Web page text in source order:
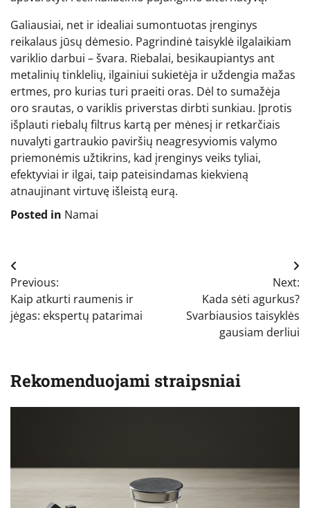
Galiausiai, net ir idealiai sumontuotas įrenginys
reikalaus jūsų dėmesio. Pagrindinė taisyklė ilgalaikiam
variklio darbui – švara. Riebalai, besikaupiantys ant
metalinių tinklelių, ilgainiui sukietėja ir uždengia mažas
ertmes, pro kurias turi praeiti oras. Dėl to sumažėja
oro srautas, o variklis priverstas dirbti sunkiau. Įprotis
išplauti riebalų filtrus kartą per mėnesį ir retkarčiais
nuvalyti gartraukio paviršių neagresyviomis valymo
priemonėmis užtikrins, kad įrenginys veiks tyliai,
efektyviai ir ilgai, taip pateisindamas kiekvieną
atnaujinant virtuvę išleistą eurą.
Posted in Namai
Navigacija
tarp
įrašų
Previous:
Kaip atkurti raumenis ir
jėgas: ekspertų patarimai
Next:
Kada sėti agurkus?
Svarbiausios taisyklės
gausiam derliui
Rekomenduojami straipsniai